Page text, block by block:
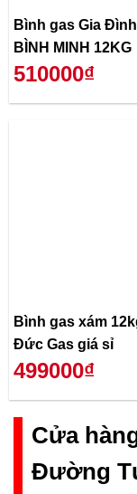
Bình gas Gia
BÌNH MINH 12KG
510000₫
Bình gas xám
Đức Gas giá sỉ
499000₫
Cửa
Đường